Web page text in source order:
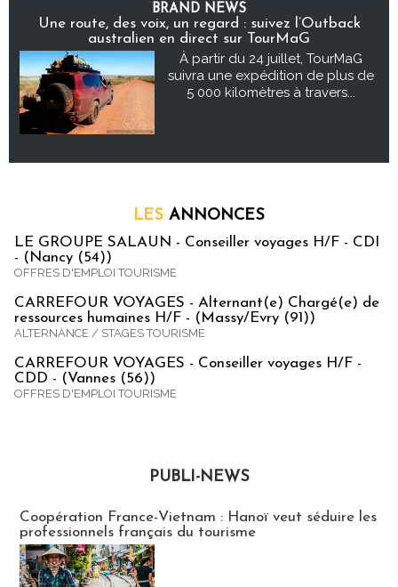
BRAND NEWS
Une route, des voix, un regard : suivez l’Outback
australien en direct sur TourMaG
À partir du 24 juillet, TourMaG
suivra une expédition de plus de
5 000 kilomètres à travers...
LES ANNONCES
LE GROUPE SALAUN - Conseiller voyages H/F - CDI
- (Nancy (54))
OFFRES D'EMPLOI TOURISME
CARREFOUR VOYAGES - Alternant(e) Chargé(e) de
ressources humaines H/F - (Massy/Evry (91))
ALTERNANCE / STAGES TOURISME
CARREFOUR VOYAGES - Conseiller voyages H/F -
CDD - (Vannes (56))
OFFRES D'EMPLOI TOURISME
PUBLI-NEWS
Coopération France-Vietnam : Hanoï veut séduire les
professionnels français du tourisme